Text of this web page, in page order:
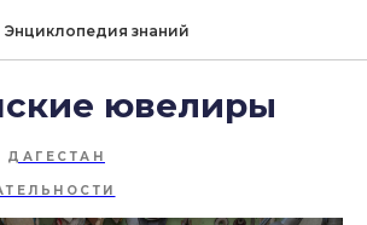
Энциклопедия знаний
ювелиры
ДАГЕСТАН